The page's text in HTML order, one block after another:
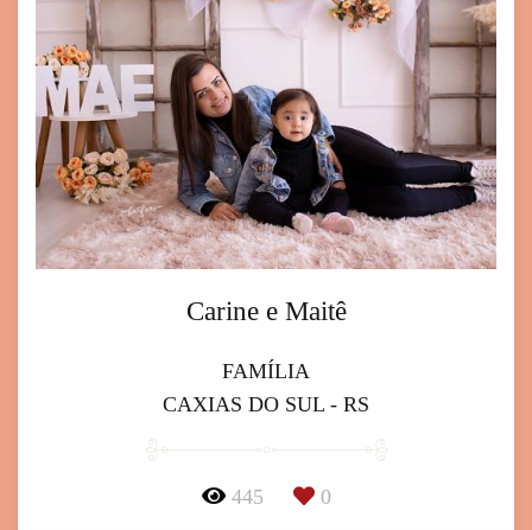
Carine e Maitê
FAMÍLIA
CAXIAS DO SUL - RS
445 0